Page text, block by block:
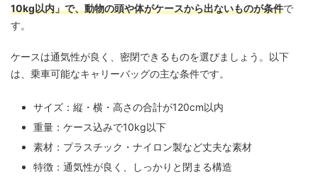
10kg以内」で、動物の頭や体がケースから出ないものが条件で
す。
ケースは通気性が良く、密閉できるものを選びましょう。以下
は、乗車可能なキャリーバッグの主な条件です。
サイズ：縦・横・高さの合計が120cm以内
重量：ケース込みで10kg以下
素材：プラスチック・ナイロン製など丈夫な素材
特徴：通気性が良く、しっかりと閉まる構造